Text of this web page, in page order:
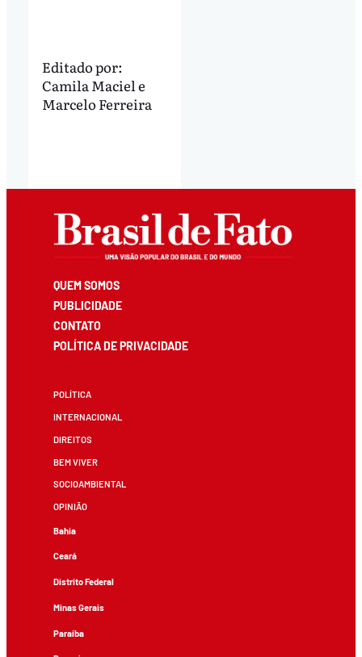
Editado por:
Camila Maciele
Marcelo Ferreira
QUEM SOMOS
PUBLICIDADE
CONTATO
POLÍTICA DE PRIVACIDADE
POLÍTICA
INTERNACIONAL
DIREITOS
BEM VIVER
SOCIOAMBIENTAL
OPINIÃO
Bahia
Ceará
Distrito Federal
Minas Gerais
Paraíba